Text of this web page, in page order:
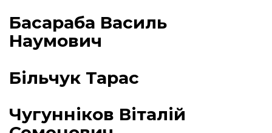
Басараба Василь
Наумович
Більчук Тарас
Чугунніков Віталій